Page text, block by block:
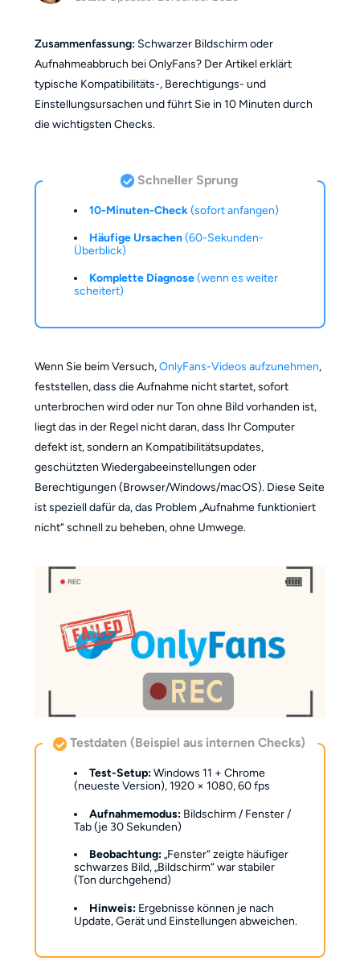
Zusammenfassung: Schwarzer Bildschirm oder
Aufnahmeabbruch bei OnlyFans? Der Artikel erklärt
typische Kompatibilitäts-, Berechtigungs- und
Einstellungsursachen und führt Sie in 10 Minuten durch
die wichtigsten Checks.
Schneller Sprung
10-Minuten-Check(sofort anfangen)
Häufige Ursachen(60-Sekunden-
Überblick)
Komplette Diagnose(wenn es weiter
scheitert)
Wenn Sie beim Versuch,OnlyFans-Videos aufzunehmen,
feststellen, dass die Aufnahme nicht startet, sofort
unterbrochen wird oder nur Ton ohne Bild vorhanden ist,
liegt das in der Regel nicht daran, dass Ihr Computer
defekt ist, sondern an Kompatibilitätsupdates,
geschützten Wiedergabeeinstellungen oder
Berechtigungen (Browser/Windows/macOS). Diese Seite
ist speziell dafür da, das Problem „Aufnahme funktioniert
nicht“ schnell zu beheben, ohne Umwege.
Testdaten (Beispiel aus internen Checks)
Test-Setup:Windows 11 + Chrome
(neueste Version), 1920 × 1080, 60 fps
Aufnahmemodus: Bildschirm / Fenster /
Tab (je 30 Sekunden)
Beobachtung:„Fenster“ zeigte häufiger
schwarzes Bild, „Bildschirm“ war stabiler
(Ton durchgehend)
Hinweis: Ergebnisse können je nach
Update, Gerät und Einstellungen abweichen.